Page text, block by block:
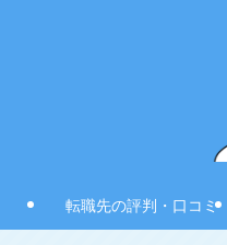
転職先の評判・口コミ